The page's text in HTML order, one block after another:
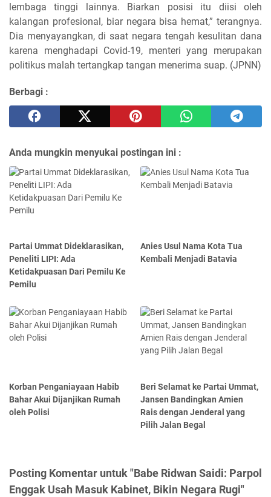
lembaga tinggi lainnya. Biarkan posisi itu diisi oleh
kalangan profesional, biar negara bisa hemat,” terangnya.
Dia menyayangkan, di saat negara tengah kesulitan dana
karena menghadapi Covid-19, menteri yang merupakan
politikus malah tertangkap tangan menerima suap. (JPNN)
Berbagi :
Anda mungkin menyukai postingan ini :
Partai Ummat Dideklarasikan,
Peneliti LIPI: Ada
Ketidakpuasan Dari Pemilu Ke
Pemilu
Anies Usul Nama Kota Tua
Kembali Menjadi Batavia
Korban Penganiayaan Habib
Bahar Akui Dijanjikan Rumah
oleh Polisi
Beri Selamat ke Partai Ummat,
Jansen Bandingkan Amien
Rais dengan Jenderal yang
Pilih Jalan Begal
Posting Komentar untuk "Babe Ridwan Saidi: Parpol
Enggak Usah Masuk Kabinet, Bikin Negara Rugi"